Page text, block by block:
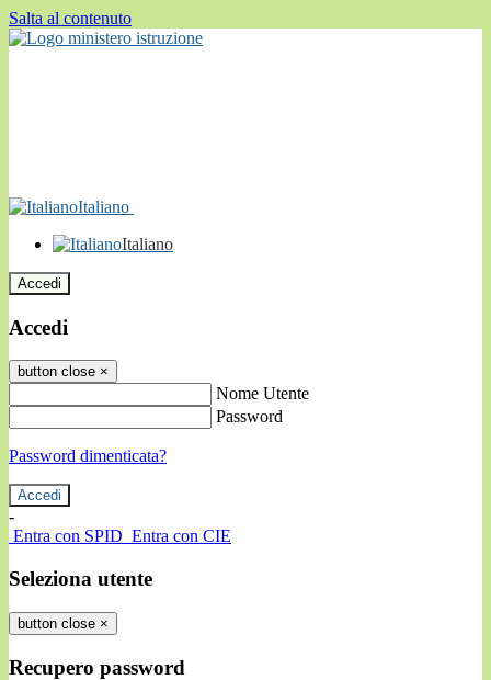
Salta al contenuto
Italiano
Italiano
Accedi
Accedi
button close ×
Nome Utente
Password
Password dimenticata?
-
Entra con SPID Entra con CIE
Seleziona utente
button close ×
Recupero password